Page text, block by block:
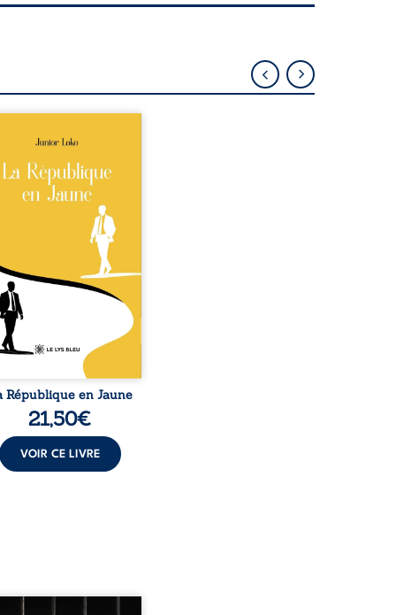
la naissance de
de races différentes
l’ordre établi :
est Noir et Junior est
bien que nés d’un
de Noirs. Très vite,
attire les médias
et transforme
blanc en une figure
sacrée, investie,
certains, d’une mission
Cependant, sous
couvert de ...
République en Jaune
21,50€
VOIR CE LIVRE